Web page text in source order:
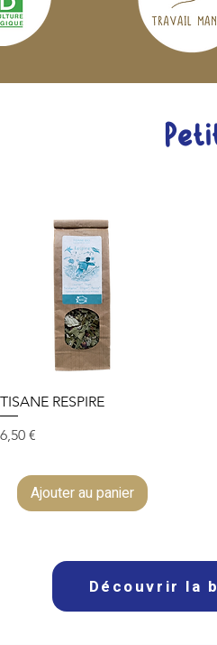
TISANE RESPIRE
Prix
6,50 €
Ajouter au panier
Découvrir la